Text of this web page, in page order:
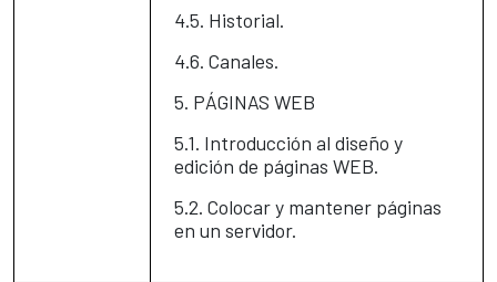
4.5. Historial.
4.6. Canales.
5. PÁGINAS WEB
5.1. Introducción al diseño y
edición de páginas WEB.
5.2. Colocar y mantener páginas
en un servidor.